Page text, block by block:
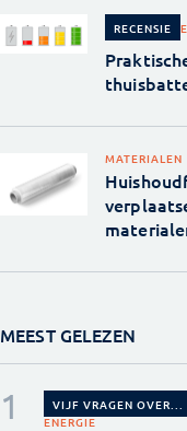
RECENSIE
MATERIALEN
MEEST GELEZEN
VIJF VRAGEN OVER...
ENERGIE